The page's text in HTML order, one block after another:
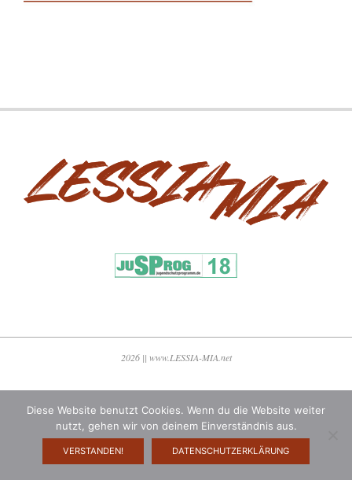
05-
2026 || www.LESSIA-MIA.net
Diese Website benutzt Cookies. Wenn du die Website weiter
nutzt, gehen wir von deinem Einverständnis aus.
VERSTANDEN! DATENSCHUTZERKLÄRUNG